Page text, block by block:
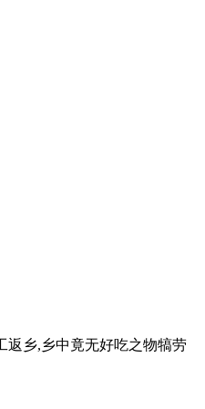
返乡,乡中竟无好吃之物犒劳